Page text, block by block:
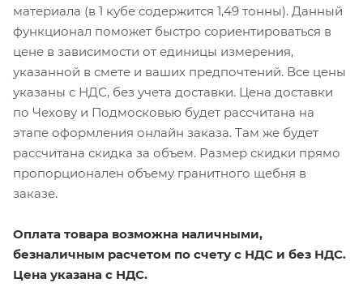
материала (в 1 кубе содержится 1,49 тонны). Данный
функционал поможет быстро сориентироваться в
цене в зависимости от единицы измерения,
указанной в смете и ваших предпочтений. Все цены
указаны с НДС, без учета доставки. Цена доставки
по Чехову и Подмосковью будет рассчитана на
этапе оформления онлайн заказа. Там же будет
рассчитана скидка за объем. Размер скидки прямо
пропорционален объему гранитного щебня в
заказе.
Оплата товара возможна наличными,
безналичным расчетом по счету с НДС и без НДС.
Цена указана с НДС.